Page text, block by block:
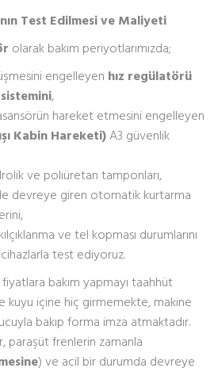
Test Edilmesi ve Maliyeti
olarak bakım periyotlarımızda;
engelleyen hız regülatörü
,
asansörün hareket etmesini engelleyen
Kabin Hareketi)A3 güvenlik
ve poliüretan tamponları,
devreye giren otomatik kurtarma
ve tel kopması durumlarını
test ediyoruz.
bakım yapmayı taahhüt
kuyu içine hiç girmemekte, makine
bakıp forma imza atmaktadır.
paraşüt frenlerin zamanla
) ve acil bir durumda devreye